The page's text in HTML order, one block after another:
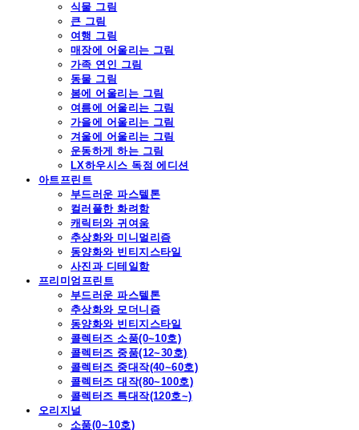
식물 그림
큰 그림
여행 그림
매장에 어울리는 그림
가족 연인 그림
동물 그림
봄에 어울리는 그림
여름에 어울리는 그림
가을에 어울리는 그림
겨울에 어울리는 그림
운동하게 하는 그림
LX하우시스 독점 에디션
아트프린트
부드러운 파스텔톤
컬러풀한 화려함
캐릭터와 귀여움
추상화와 미니멀리즘
동양화와 빈티지스타일
사진과 디테일함
프리미엄프린트
부드러운 파스텔톤
추상화와 모더니즘
동양화와 빈티지스타일
콜렉터즈 소품(0~10호)
콜렉터즈 중품(12~30호)
콜렉터즈 중대작(40~60호)
콜렉터즈 대작(80~100호)
콜렉터즈 특대작(120호~)
오리지널
소품(0~10호)